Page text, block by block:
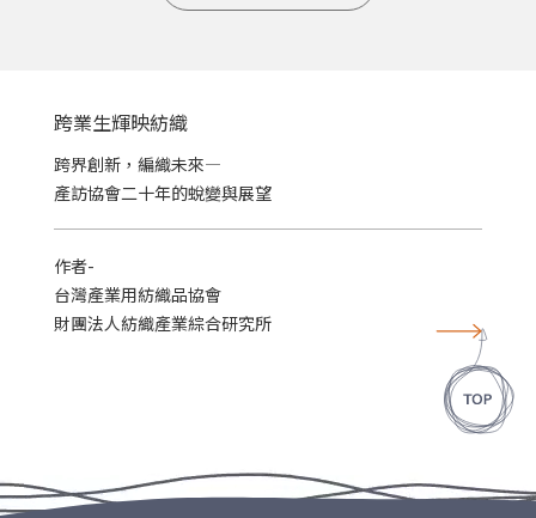
跨業生輝映紡織
跨界創新，編織未來—
產訪協會二十年的蛻變與展望
作者-
台灣產業用紡織品協會
財團法人紡織產業綜合研究所